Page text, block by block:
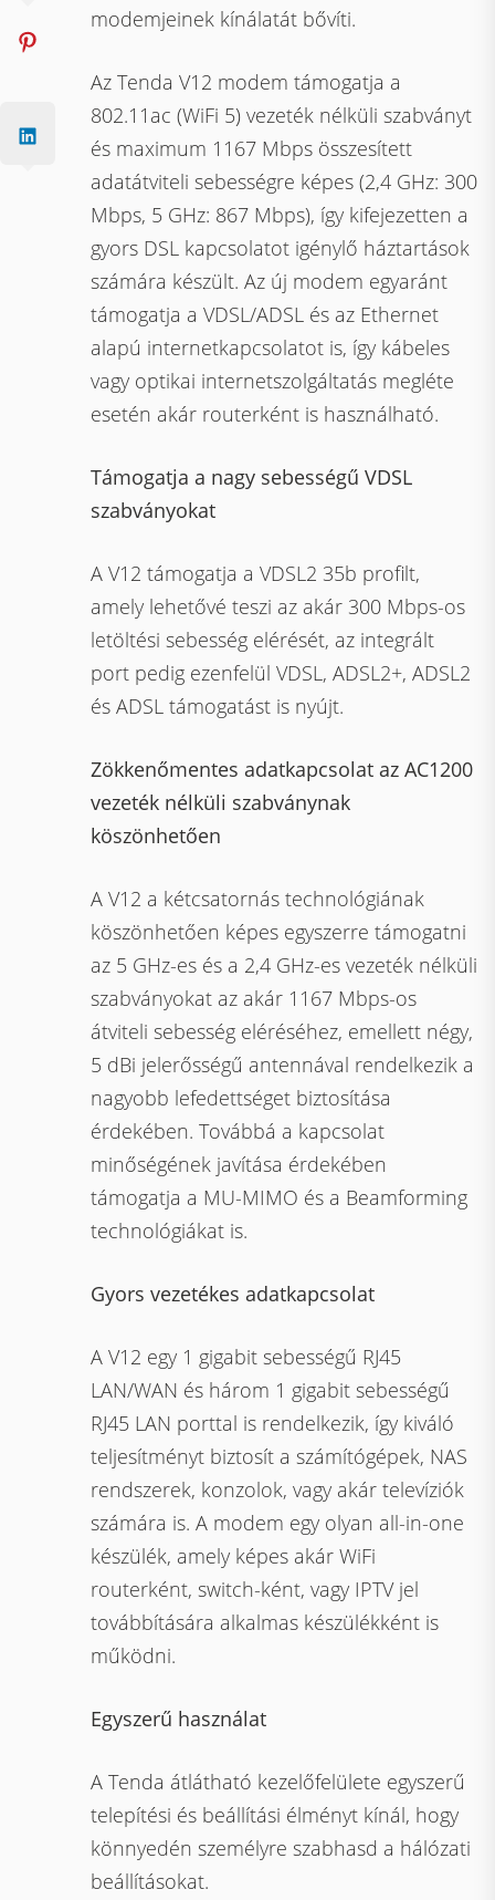
modemjeinek kínálatát bővíti.
Az Tenda V12 modem támogatja a
802.11ac (WiFi 5) vezeték nélküli szabványt
és maximum 1167 Mbps összesített
adatátviteli sebességre képes (2,4 GHz: 300
Mbps, 5 GHz: 867 Mbps), így kifejezetten a
gyors DSL kapcsolatot igénylő háztartások
számára készült. Az új modem egyaránt
támogatja a VDSL/ADSL és az Ethernet
alapú internetkapcsolatot is, így kábeles
vagy optikai internetszolgáltatás megléte
esetén akár routerként is használható.
Támogatja a nagy sebességű VDSL
szabványokat
A V12 támogatja a VDSL2 35b profilt,
amely lehetővé teszi az akár 300 Mbps-os
letöltési sebesség elérését, az integrált
port pedig ezenfelül VDSL, ADSL2+, ADSL2
és ADSL támogatást is nyújt.
Zökkenőmentes adatkapcsolat az AC1200
vezeték nélküli szabványnak
köszönhetően
A V12 a kétcsatornás technológiának
köszönhetően képes egyszerre támogatni
az 5 GHz-es és a 2,4 GHz-es vezeték nélküli
szabványokat az akár 1167 Mbps-os
átviteli sebesség eléréséhez, emellett négy,
5 dBi jelerősségű antennával rendelkezik a
nagyobb lefedettséget biztosítása
érdekében. Továbbá a kapcsolat
minőségének javítása érdekében
támogatja a MU-MIMO és a Beamforming
technológiákat is.
Gyors vezetékes adatkapcsolat
A V12 egy 1 gigabit sebességű RJ45
LAN/WAN és három 1 gigabit sebességű
RJ45 LAN porttal is rendelkezik, így kiváló
teljesítményt biztosít a számítógépek, NAS
rendszerek, konzolok, vagy akár televíziók
számára is. A modem egy olyan all-in-one
készülék, amely képes akár WiFi
routerként, switch-ként, vagy IPTV jel
továbbítására alkalmas készülékként is
működni.
Egyszerű használat
A Tenda átlátható kezelőfelülete egyszerű
telepítési és beállítási élményt kínál, hogy
könnyedén személyre szabhasd a hálózati
beállításokat.